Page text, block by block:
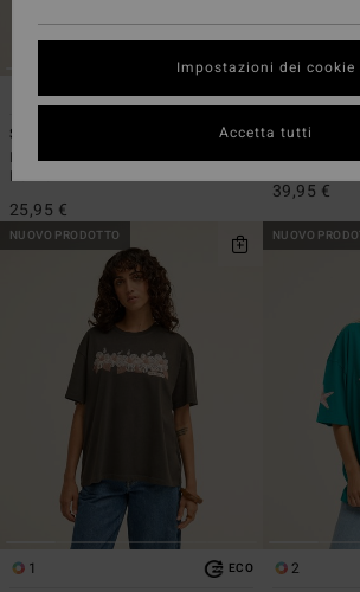
ECO
Surfing In Town
Maglietta a maniche corte Blu
Donna
25,95 €
1
Since 73 True
Maglietta
39,95 €
NUOVO PRODOTTO
1 ECO
NUOVO
2
Impostazioni dei cookie
Accetta tutti